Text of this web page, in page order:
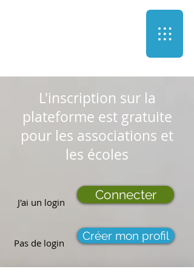
L'inscription sur la
plateforme est gratuite
pour les associations et
les écoles
J'ai un login Connecter
Pas de login
Créer mon profil